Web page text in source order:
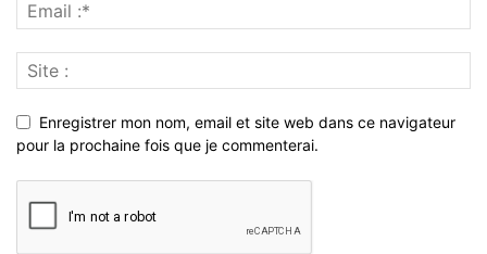
Enregistrer mon nom, email et site web dans ce navigateur
pour la prochaine fois que je commenterai.